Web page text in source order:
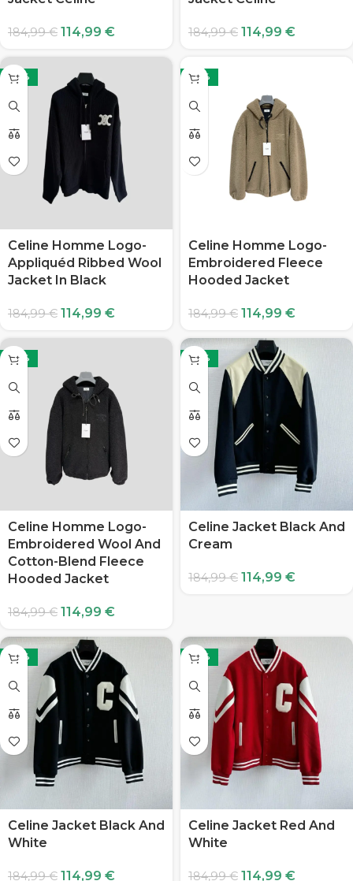
184,99€ 114,99 € 184,99€ 114,99 €
-38%
Celine Homme Logo-
Appliquéd Ribbed Wool
Jacket In Black
184,99€ 114,99 €
-38%
Celine Homme Logo-
Embroidered Fleece
Hooded Jacket
184,99€ 114,99 €
-38%
Celine Homme Logo-
Embroidered Wool And
Cotton-Blend Fleece
Hooded Jacket
184,99€ 114,99 €
-38%
Celine Jacket Black And
Cream
184,99€ 114,99 €
-38%
Celine Jacket Black And
White
184,99€ 114,99 €
-38%
Celine Jacket Red And
White
184,99€ 114,99 €